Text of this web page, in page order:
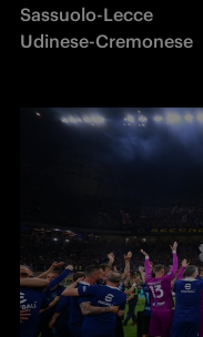
Sassuolo-Lecce
Udinese-Cremonese